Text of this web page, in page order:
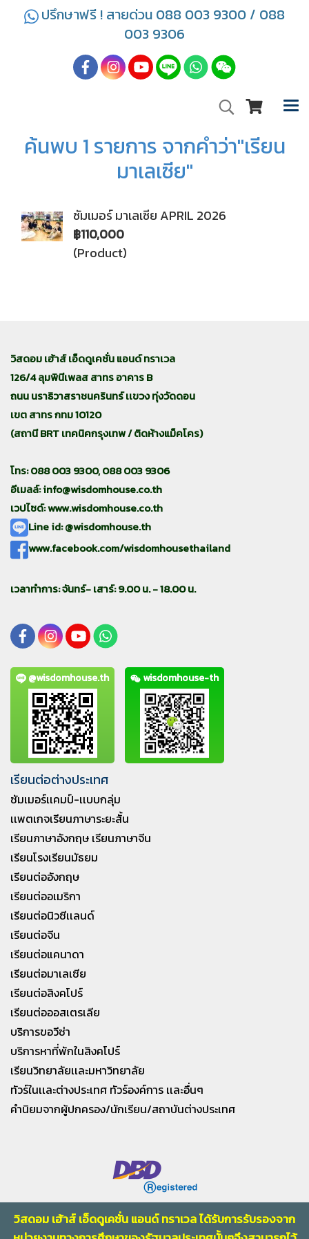
ปรึกษาฟรี ! สายด่วน 088 003 9300 / 088
003 9306
ค้นพบ 1 รายการ จากคำว่า"เรียน
มาเลเซีย"
ซัมเมอร์ มาเลเซีย APRIL 2026
฿110,000
(Product)
วิสดอม เฮ้าส์ เอ็ดดูเคชั่น แอนด์ ทราเวล
126/4 ลุมพินีเพลส สาทร อาคาร B
ถนน นราธิวาสราชนครินทร์ เเขวง ทุ่งวัดดอน
เขต สาทร กทม 10120
(สถานี BRT เทคนิคกรุงเทพ / ติดห้างแม็คโคร)
โทร: 088 003 9300, 088 003 9306
อีเมลล์:info@wisdomhouse.co.th
เวปไซด์: www.wisdomhouse.co.th
Line id: @wisdomhouse.th
www.facebook.com/wisdomhousethailand
เวลาทำการ: จันทร์- เสาร์: 9.00 น. - 18.00 น.
@wisdomhouse.th wisdomhouse-th
เรียนต่อต่างประเทศ
ซัมเมอร์เเคมป์-เเบบกลุ่ม
เเพตเกจเรียนภาษาระยะสั้น
เรียนภาษาอังกฤษ เรียนภาษาจีน
เรียนโรงเรียนมัธยม
เรียนต่ออังกฤษ
เรียนต่ออเมริกา
เรียนต่อนิวซีเเลนด์
เรียนต่อจีน
เรียนต่อแคนาดา
เรียนต่อมาเลเซีย
เรียนต่อสิงคโปร์
เรียนต่อออสเตรเลีย
บริการขอวีซ่า
บริการหาที่พักในสิงคโปร์
เรียนวิทยาลัยเเละมหาวิทยาลัย
ทัวร์ในเเละต่างประเทศ ทัวร์องค์การ เเละอื่นๆ
คำนิยมจากผู้ปกครอง/นักเรียน/สถาบันต่างประเทศ
วิสดอม เฮ้าส์ เอ็ดดูเคชั่น แอนด์ ทราเวล ได้รับการรับรองจาก